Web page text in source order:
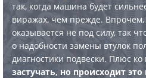
так, когда машина будет
виражах, чем прежде. Впрочем,
оказывается не под силу, так
о надобности замены втулок
диагностики подвески. Плюс ко
застучать, но происходит